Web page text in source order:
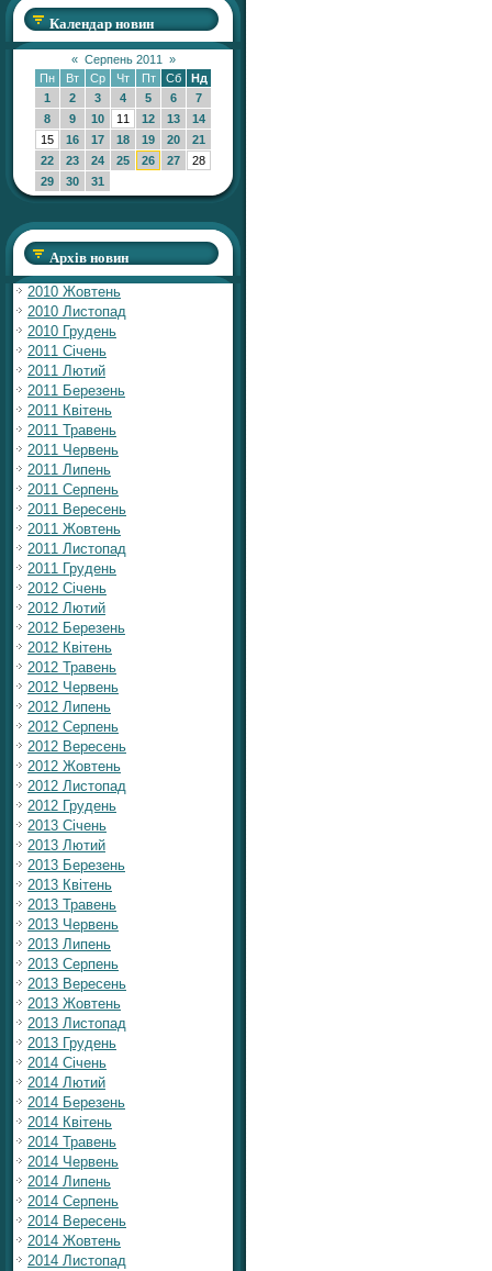
Календар новин
« Серпень 2011
»
Пн
Вт Ср Чт Пт Сб
Нд
1
2 3 4 5 6
7
8
9 10 11 12 13
14
15
16 17 18 19 20
21
22
23 24 25 26 27
28
29
30 31
Архів новин
2010 Жовтень
2010 Листопад
2010 Грудень
2011 Січень
2011 Лютий
2011 Березень
2011 Квітень
2011 Травень
2011 Червень
2011 Липень
2011 Серпень
2011 Вересень
2011 Жовтень
2011 Листопад
2011 Грудень
2012 Січень
2012 Лютий
2012 Березень
2012 Квітень
2012 Травень
2012 Червень
2012 Липень
2012 Серпень
2012 Вересень
2012 Жовтень
2012 Листопад
2012 Грудень
2013 Січень
2013 Лютий
2013 Березень
2013 Квітень
2013 Травень
2013 Червень
2013 Липень
2013 Серпень
2013 Вересень
2013 Жовтень
2013 Листопад
2013 Грудень
2014 Січень
2014 Лютий
2014 Березень
2014 Квітень
2014 Травень
2014 Червень
2014 Липень
2014 Серпень
2014 Вересень
2014 Жовтень
2014 Листопад